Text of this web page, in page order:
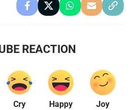
REACTION
Cry
Happy
Joy